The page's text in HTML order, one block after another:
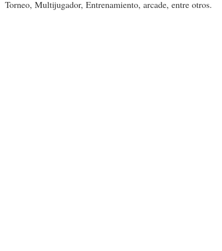
Torneo, Multijugador, Entrenamiento, arcade, entre otros.